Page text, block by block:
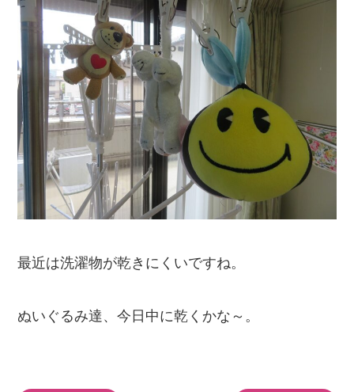
最近は洗濯物が乾きにくいですね。
ぬいぐるみ達、今日中に乾くかな～。